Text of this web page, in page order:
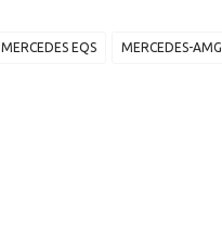
MERCEDES EQS MERCEDES-AMG